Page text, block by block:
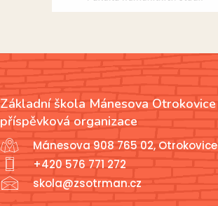
Základní škola Mánesova Otrokovice
příspěvková organizace
Mánesova 908 765 02, Otrokovice
+420 576 771 272
skola@zsotrman.cz